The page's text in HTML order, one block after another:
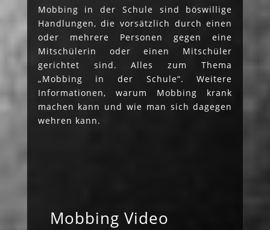
Mobbing in der Schule sind böswillige
Handlungen, die vorsätzlich durch einen
oder mehrere Personen gegen eine
Mitschülerin oder einen Mitschüler
gerichtet sind. Alles zum Thema
„Mobbing in der Schule“. Weitere
Informationen, warum Mobbing krank
machen kann und wie man sich dagegen
wehren kann.
Mobbing Video